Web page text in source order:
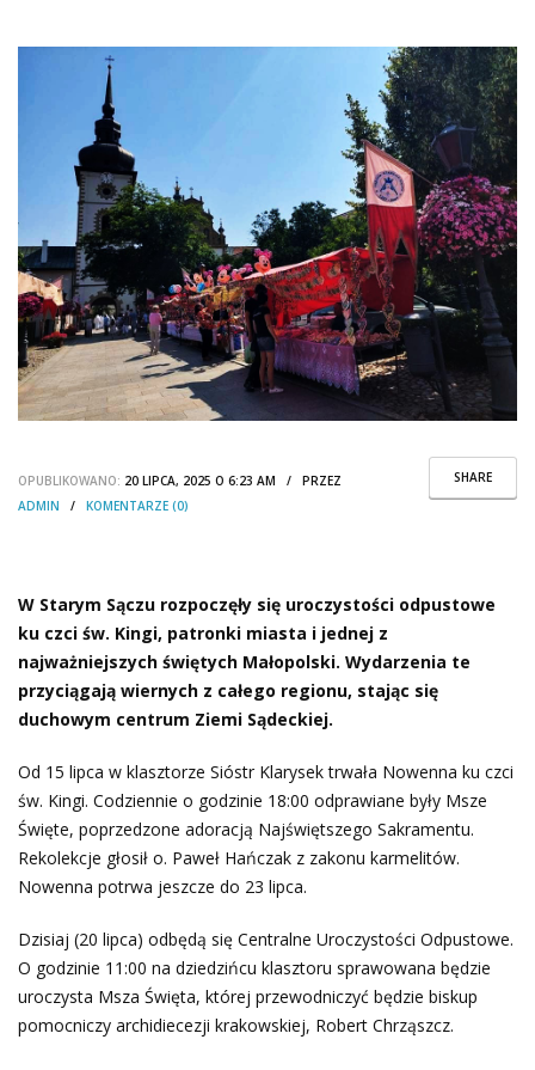
SHARE
OPUBLIKOWANO: 20 LIPCA, 2025 O 6:23 AM / PRZEZ
ADMIN / KOMENTARZE (0)
W Starym Sączu rozpoczęły się uroczystości odpustowe
ku czci św. Kingi, patronki miasta i jednej z
najważniejszych świętych Małopolski. Wydarzenia te
przyciągają wiernych z całego regionu, stając się
duchowym centrum Ziemi Sądeckiej.
Od 15 lipca w klasztorze Sióstr Klarysek trwała Nowenna ku czci
św. Kingi. Codziennie o godzinie 18:00 odprawiane były Msze
Święte, poprzedzone adoracją Najświętszego Sakramentu.
Rekolekcje głosił o. Paweł Hańczak z zakonu karmelitów.
Nowenna potrwa jeszcze do 23 lipca.
Dzisiaj (20 lipca) odbędą się Centralne Uroczystości Odpustowe.
O godzinie 11:00 na dziedzińcu klasztoru sprawowana będzie
uroczysta Msza Święta, której przewodniczyć będzie biskup
pomocniczy archidiecezji krakowskiej, Robert Chrząszcz.